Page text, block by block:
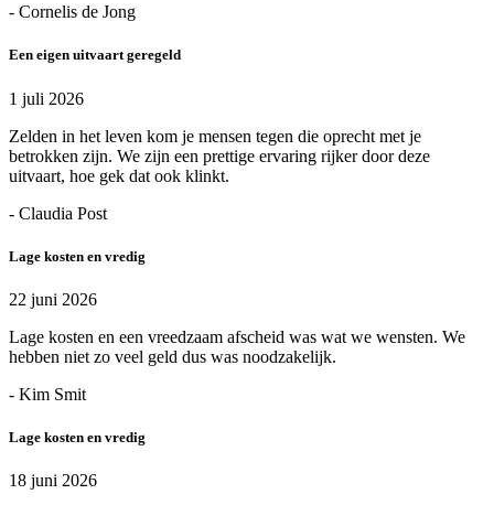
- Cornelis de Jong
Een eigen uitvaart geregeld
1 juli 2026
Zelden in het leven kom je mensen tegen die oprecht met je
betrokken zijn. We zijn een prettige ervaring rijker door deze
uitvaart, hoe gek dat ook klinkt.
- Claudia Post
Lage kosten en vredig
22 juni 2026
Lage kosten en een vreedzaam afscheid was wat we wensten. We
hebben niet zo veel geld dus was noodzakelijk.
- Kim Smit
Lage kosten en vredig
18 juni 2026